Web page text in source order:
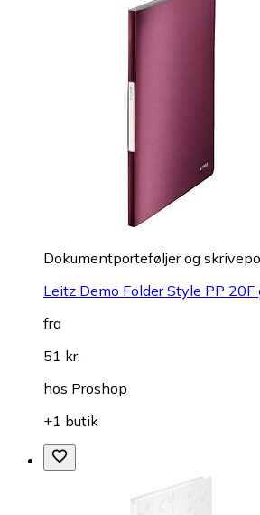
Dokumentporteføljer og
Leitz Demo Folder Style PP 20F
fra
51 kr.
hos Proshop
+1 butik